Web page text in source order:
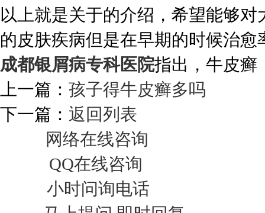
以上就是关于的介绍，希望能够
的皮肤疾病但是在早期的时候治
成都银屑病专科医院指出，牛皮癣
上一篇： 孩子得牛皮癣多吗
下一篇： 返回列表
网络在线咨询
QQ在线咨询
小时问询电话